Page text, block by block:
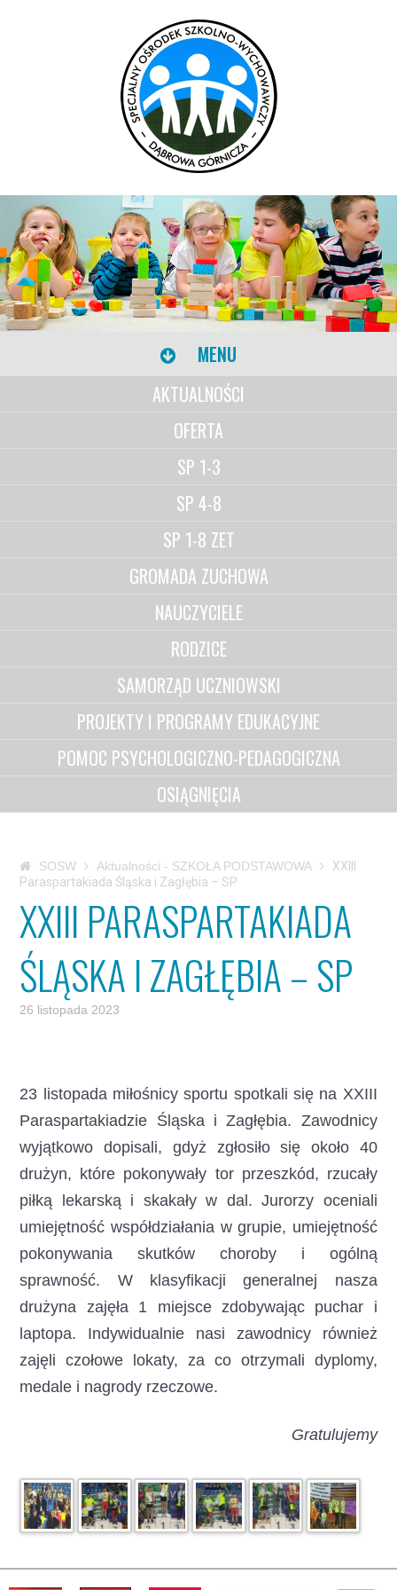
MENU
AKTUALNOŚCI
OFERTA
SP 1-3
SP 4-8
SP 1-8 ZET
GROMADA ZUCHOWA
NAUCZYCIELE
RODZICE
SAMORZĄD UCZNIOWSKI
PROJEKTY I PROGRAMY EDUKACYJNE
POMOC PSYCHOLOGICZNO-PEDAGOGICZNA
OSIĄGNIĘCIA
SOSW Aktualności - SZKOŁA PODSTAWOWA
XXIII
Paraspartakiada Śląska i Zagłębia – SP
XXIII PARASPARTAKIADA
ŚLĄSKA I ZAGŁĘBIA – SP
26 listopada 2023
23 listopada miłośnicy sportu spotkali się na XXIII
Paraspartakiadzie Śląska i Zagłębia. Zawodnicy
wyjątkowo dopisali, gdyż zgłosiło się około 40
drużyn, które pokonywały tor przeszkód, rzucały
piłką lekarską i skakały w dal. Jurorzy oceniali
umiejętność współdziałania w grupie, umiejętność
pokonywania skutków choroby i ogólną
sprawność. W klasyfikacji generalnej nasza
drużyna zajęła 1 miejsce zdobywając puchar i
laptopa. Indywidualnie nasi zawodnicy również
zajęli czołowe lokaty, za co otrzymali dyplomy,
medale i nagrody rzeczowe.
Gratulujemy